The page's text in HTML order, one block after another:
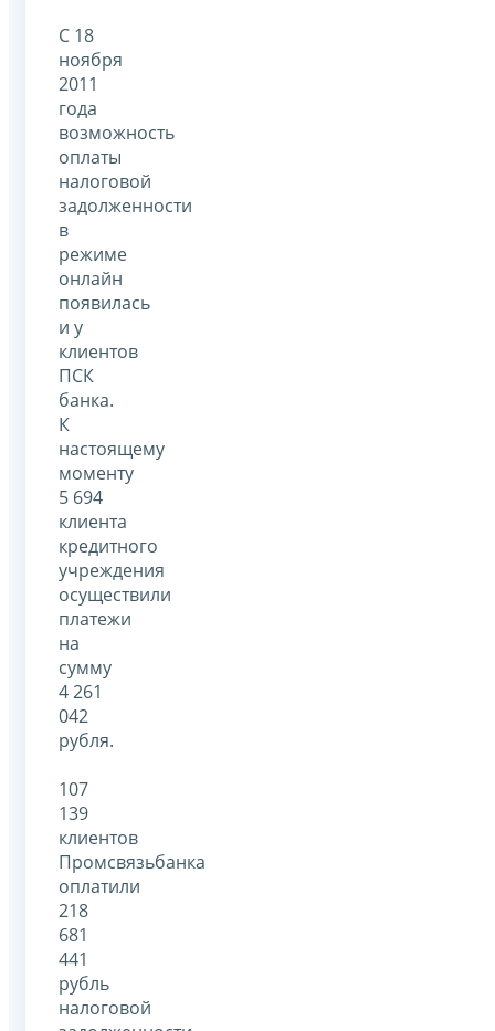
С 18
ноября
2011
года
возможность
оплаты
налоговой
задолженности
в
режиме
онлайн
появилась
и у
клиентов
ПСК
банка.
К
настоящему
моменту
5 694
клиента
кредитного
учреждения
осуществили
платежи
на
сумму
4 261
042
рубля.
107
139
клиентов
Промсвязьбанка
оплатили
218
681
441
рубль
налоговой